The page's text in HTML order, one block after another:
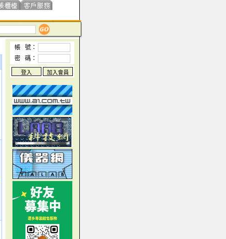
帳 號：
密 碼：